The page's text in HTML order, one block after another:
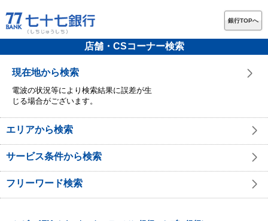
銀行TOPへ
店舗・CSコーナー検索
現在地から検索
電波の状況等により検索結果に誤差が生
じる場合がございます。
エリアから検索
サービス条件から検索
フリーワード検索